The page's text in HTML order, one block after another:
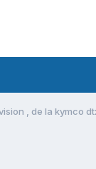
, de la kymco